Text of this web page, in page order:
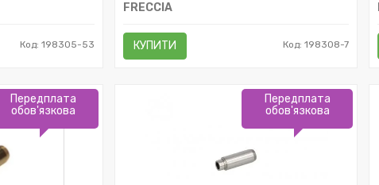
Код: 198305-53
FRECCIA
КУПИТИ Код: 198308-7
Передплата
обов'язкова
Передплата
обов'язкова